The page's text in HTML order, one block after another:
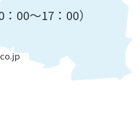
00～17：00）